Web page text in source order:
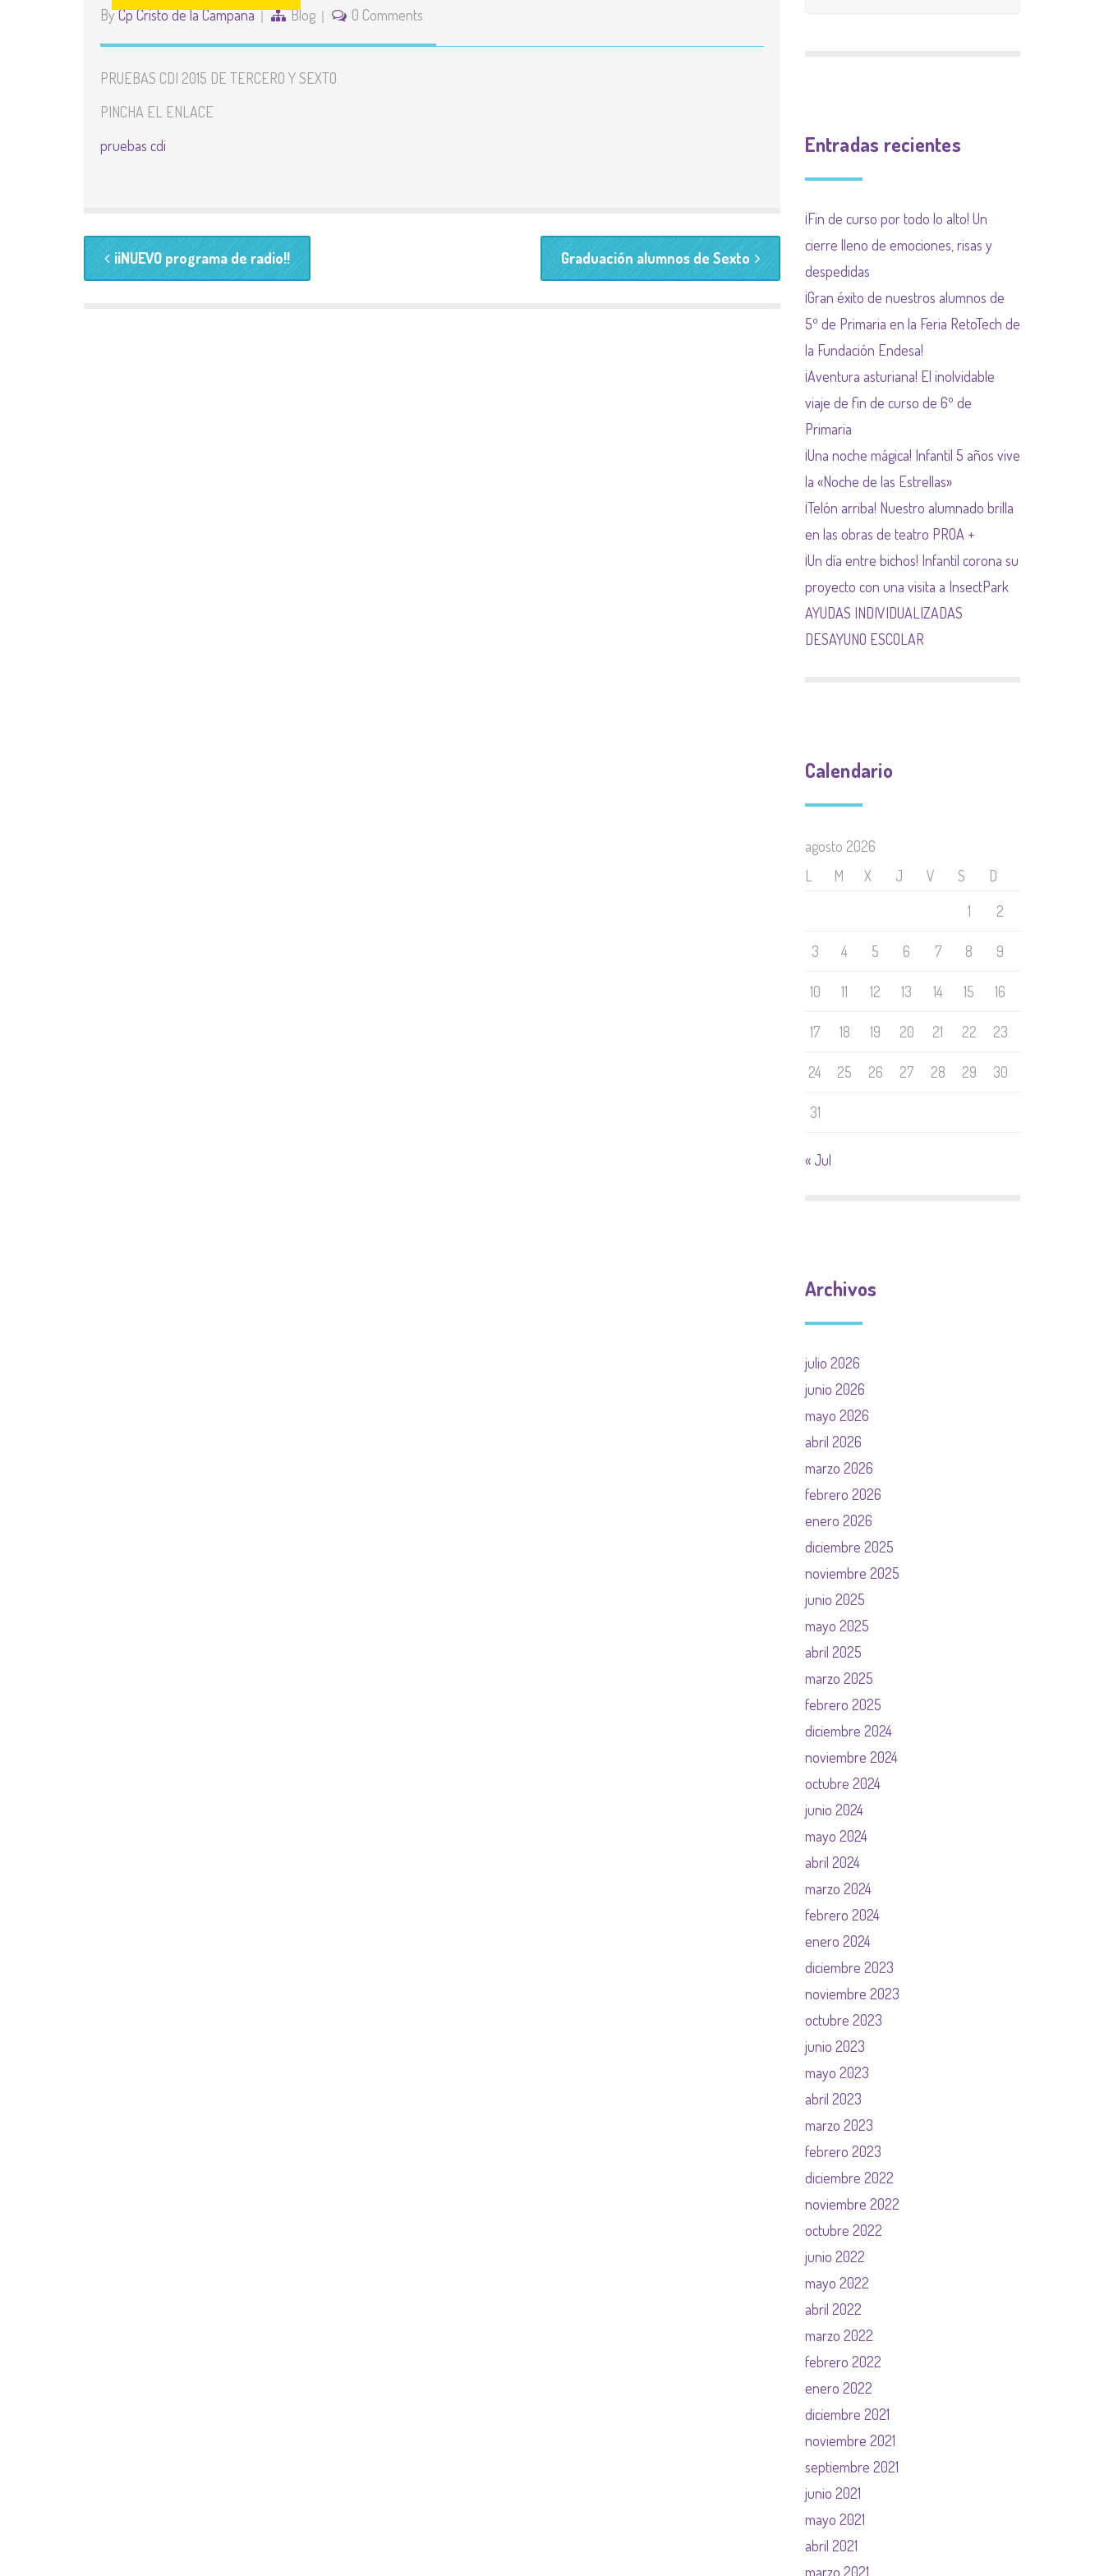
EXTRAESCOLAR
Actividades
de funcionamiento de
Resultados pruebas
externas
PLAN INCLUYO
DE CENTRO
PLAN LIMITACIÓN USO
DE LAS PANTALLAS
Plan Regional contra las
drogas de la
Comunidad de Madrid
ByCp Cristo de la Campana Blog 0 Comments
PRUEBAS CDI 2015 DE TERCERO Y SEXTO
PINCHA EL ENLACE
pruebas cdi
¡¡NUEVO programa de radio!! Graduación alumnos de Sexto
Entradas recientes
¡Fin de curso por todo lo alto! Un
cierre lleno de emociones, risas y
despedidas
¡Gran éxito de nuestros alumnos de
5º de Primaria en la Feria RetoTech de
la Fundación Endesa!
¡Aventura asturiana! El inolvidable
viaje de fin de curso de 6º de
Primaria
¡Una noche mágica! Infantil 5 años vive
la «Noche de las Estrellas»
¡Telón arriba! Nuestro alumnado brilla
en las obras de teatro PROA +
¡Un día entre bichos! Infantil corona su
proyecto con una visita a InsectPark
AYUDAS INDIVIDUALIZADAS
DESAYUNO ESCOLAR
Calendario
agosto 2026
L
M X J V S
D
1
2
3 4 5 6 7 8 9
10 11 12 13 14 15 16
17 18 19 20 21 22 23
24 25 26 27 28 29 30
31
« Jul
Archivos
julio 2026
junio 2026
mayo 2026
abril 2026
marzo 2026
febrero 2026
enero 2026
diciembre 2025
noviembre 2025
junio 2025
mayo 2025
abril 2025
marzo 2025
febrero 2025
diciembre 2024
noviembre 2024
octubre 2024
junio 2024
mayo 2024
abril 2024
marzo 2024
febrero 2024
enero 2024
diciembre 2023
noviembre 2023
octubre 2023
junio 2023
mayo 2023
abril 2023
marzo 2023
febrero 2023
diciembre 2022
noviembre 2022
octubre 2022
junio 2022
mayo 2022
abril 2022
marzo 2022
febrero 2022
enero 2022
diciembre 2021
noviembre 2021
septiembre 2021
junio 2021
mayo 2021
abril 2021
marzo 2021